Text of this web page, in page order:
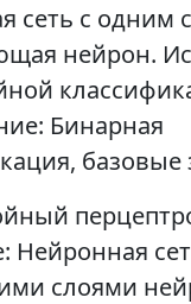
сеть с одним
нейрон.
Бинарная
базовые
Нейронная
слоями